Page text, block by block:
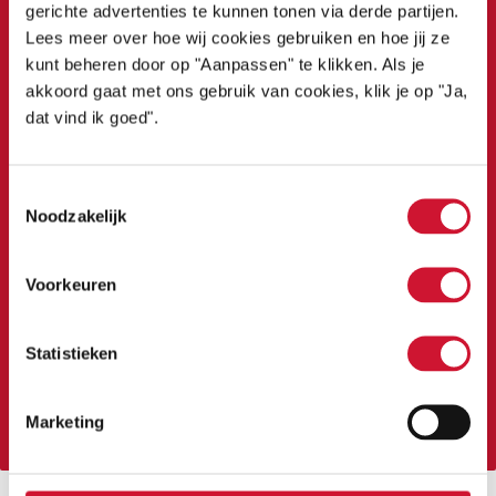
gerichte advertenties te kunnen tonen via derde partijen.
Lees meer over hoe wij cookies gebruiken en hoe jij ze
kunt beheren door op "Aanpassen" te klikken. Als je
akkoord gaat met ons gebruik van cookies, klik je op "Ja,
dat vind ik goed".
Noodzakelijk
Voorkeuren
Statistieken
Marketing
De impact van een hartafwijking bij kinderen is
enorm.
hartekinderen te vergroten en hun kwaliteit van
leven te verbeteren? Word donateur van
25.000 hartekinderen in Nederland in de